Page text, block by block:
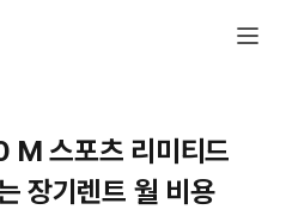
스포츠 리미티드
장기렌트 월 비용